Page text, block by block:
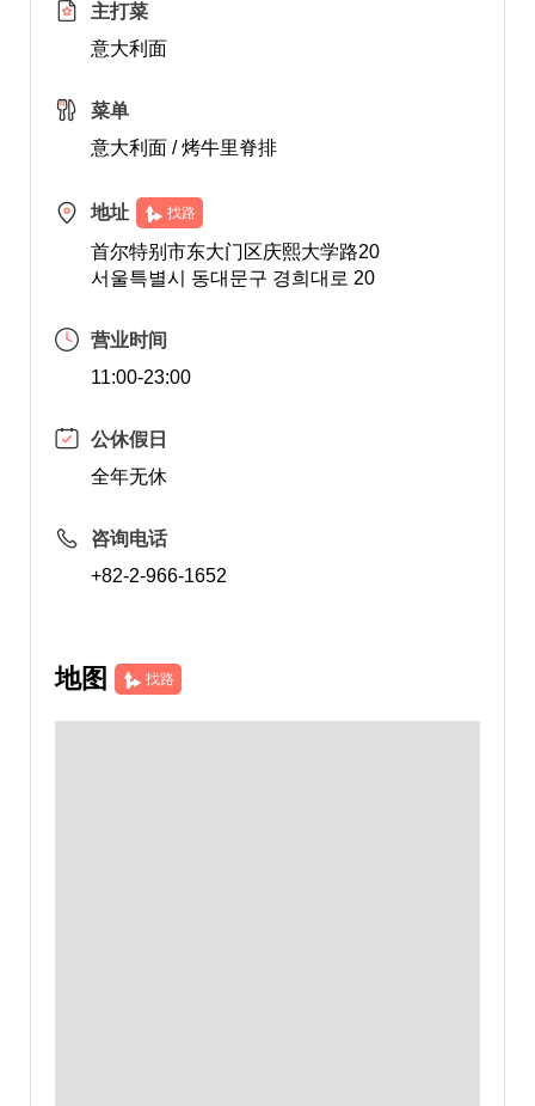
主打菜
意大利面
菜单
意大利面 / 烤牛里脊排
地址 找路
首尔特别市东大门区庆熙大学路20
서울특별시 동대문구 경희대로 20
营业时间
11:00-23:00
公休假日
全年无休
咨询电话
+82-2-966-1652
地图 找路